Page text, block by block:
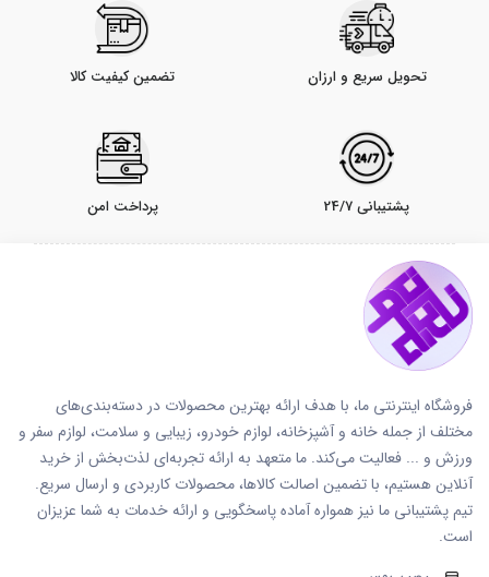
تحویل سریع و ارزان تضمین کیفیت کالا
پشتیبانی 24/7 پرداخت امن
فروشگاه اینترنتی ما، با هدف ارائه بهترین محصولات در دسته‌بندی‌های
مختلف از جمله خانه و آشپزخانه، لوازم خودرو، زیبایی و سلامت، لوازم سفر و
ورزش و ... فعالیت می‌کند. ما متعهد به ارائه تجربه‌ای لذت‌بخش از خرید
آنلاین هستیم، با تضمین اصالت کالاها، محصولات کاربردی و ارسال سریع.
تیم پشتیبانی ما نیز همواره آماده پاسخگویی و ارائه خدمات به شما عزیزان
است.